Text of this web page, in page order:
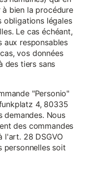
bien la procédure
obligations légales
Le cas échéant,
aux responsables
vos données
des tiers sans
"Personio"
4, 80335
demandes. Nous
des commandes
l'art. 28 DSGVO
personnelles soit